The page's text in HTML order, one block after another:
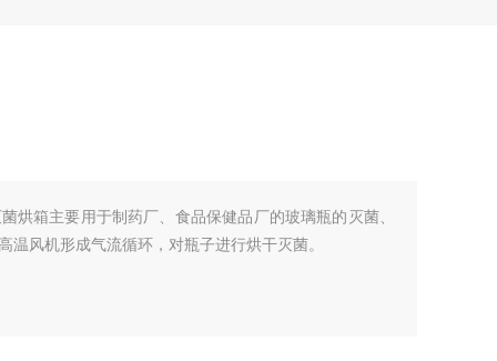
烘箱主要用于制药厂、食品保健品厂的玻璃瓶的灭菌、
风机形成气流循环，对瓶子进行烘干灭菌。